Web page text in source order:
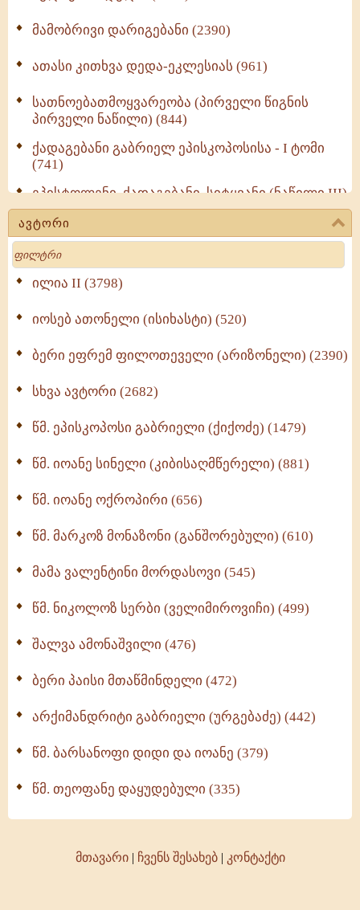
მამობრივი დარიგებანი (2390)
ათასი კითხვა დედა-ეკლესიას (961)
სათნოებათმოყვარეობა (პირველი წიგნის
პირველი ნაწილი) (844)
ქადაგებანი გაბრიელ ეპისკოპოსისა - I ტომი
(741)
ეპისტოლენი, ქადაგებანი, სიტყვანი (ნაწილი III)
(723)
მოძღვრის ძალზე სასარგებლო რჩევები
მრევლისათვის (545)
Wisdomge (514)
ქადაგებანი გაბრიელ ეპისკოპოსისა - II ტომი
სულიერი ცხოვრების სახელმძღვანელო -
ნაწილი II (369)
ავტორი
Search
ილია II (3798)
იოსებ ათონელი (ისიხასტი) (520)
ბერი ეფრემ ფილოთეველი (არიზონელი) (2390)
სხვა ავტორი (2682)
წმ. ეპისკოპოსი გაბრიელი (ქიქოძე) (1479)
წმ. იოანე სინელი (კიბისაღმწერელი) (881)
წმ. იოანე ოქროპირი (656)
წმ. მარკოზ მონაზონი (განშორებული) (610)
მამა ვალენტინი მორდასოვი (545)
წმ. ნიკოლოზ სერბი (ველიმიროვიჩი) (499)
შალვა ამონაშვილი (476)
ბერი პაისი მთაწმინდელი (472)
არქიმანდრიტი გაბრიელი (ურგებაძე) (442)
წმ. ბარსანოფი დიდი და იოანე (379)
წმ. თეოფანე დაყუდებული (335)
მთავარი| ჩვენს შესახებ| კონტაქტი